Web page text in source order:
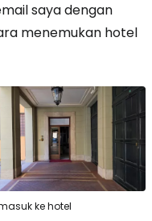
saya dengan
menemukan hotel
ke hotel